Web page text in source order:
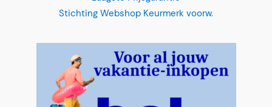
Stichting Webshop Keurmerk voorw.